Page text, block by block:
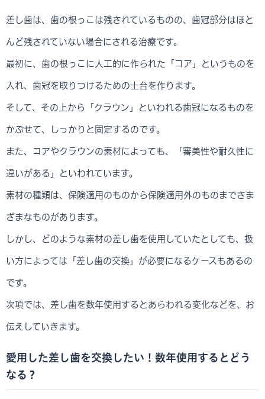
差し歯は、歯の根っこは残されているものの、歯冠部分はほと
んど残されていない場合にされる治療です。
最初に、歯の根っこに人工的に作られた「コア」というものを
入れ、歯冠を取りつけるための土台を作ります。
そして、その上から「クラウン」といわれる歯冠になるものを
かぶせて、しっかりと固定するのです。
また、コアやクラウンの素材によっても、「審美性や耐久性に
違いがある」といわれています。
素材の種類は、保険適用のものから保険適用外のものまでさま
ざまなものがあります。
しかし、どのような素材の差し歯を使用していたとしても、扱
い方によっては「差し歯の交換」が必要になるケースもあるの
です。
次項では、差し歯を数年使用するとあらわれる変化などを、お
伝えしていきます。
愛用した差し歯を交換したい！数年使用するとどう
なる？